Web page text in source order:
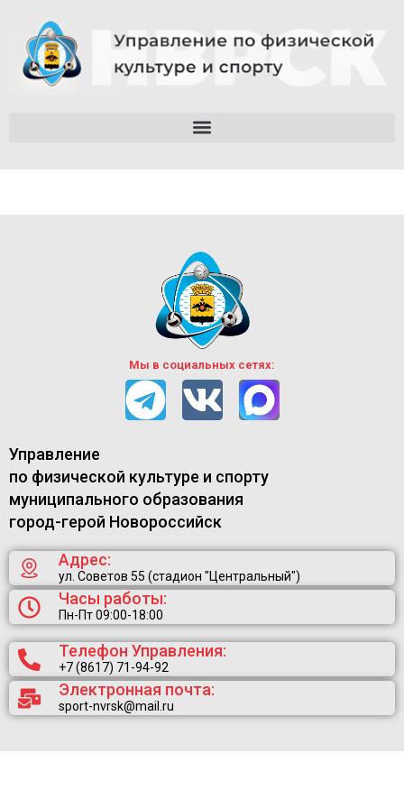
Мы в социальных сетях:
Управление
по физической культуре и спорту
муниципального образования
город-герой Новороссийск
Адрес:
ул. Советов 55 (стадион "Центральный")
Часы работы:
Пн-Пт 09:00-18:00
Телефон Управления:
+7 (8617) 71-94-92
Электронная почта:
sport-nvrsk@mail.ru